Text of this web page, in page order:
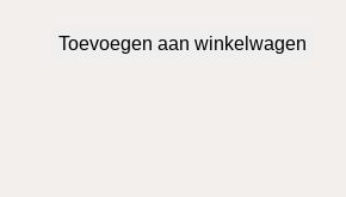
Toevoegen aan winkelwagen